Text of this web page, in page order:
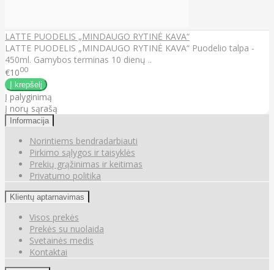
LATTE PUODELIS „MINDAUGO RYTINĖ KAVA“
LATTE PUODELIS „MINDAUGO RYTINĖ KAVA“ Puodelio talpa -
450ml. Gamybos terminas 10 dienų ..
€1000
Į palyginimą
Į norų sąrašą
Informacija
Norintiems bendradarbiauti
Pirkimo sąlygos ir taisyklės
Prekių grąžinimas ir keitimas
Privatumo politika
Klientų aptarnavimas
Visos prekės
Prekės su nuolaida
Svetainės medis
Kontaktai